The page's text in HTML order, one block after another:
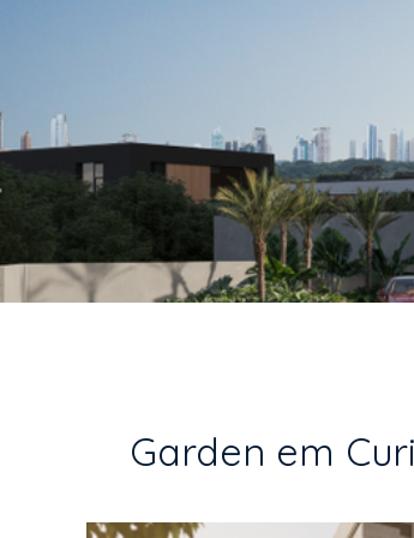
Garden em